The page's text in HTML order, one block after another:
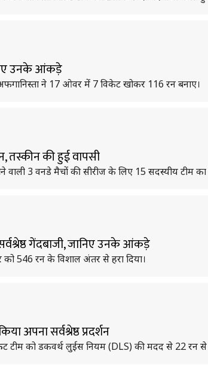
उनके आंकड़े
ने 17 ओवर में 7 विकेट खोकर 116 रन बनाए।
तस्कीन की हुई वापसी
वाली 3 वनडे मैचों की सीरीज के लिए 15 सदस्यीय टीम
गेंदबाजी, जानिए उनके आंकड़े
को 546 रन के विशाल अंतर से हरा दिया।
सर्वश्रेष्ठ प्रदर्शन
टीम को डकवर्थ लुईस नियम (DLS) की मदद से 22 रन से